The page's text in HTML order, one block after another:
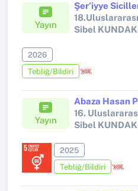
Yayın
Sibel
2026
Tebliğ/Bildiri
Yayın
Sibel
2025
Tebliğ/Bildiri